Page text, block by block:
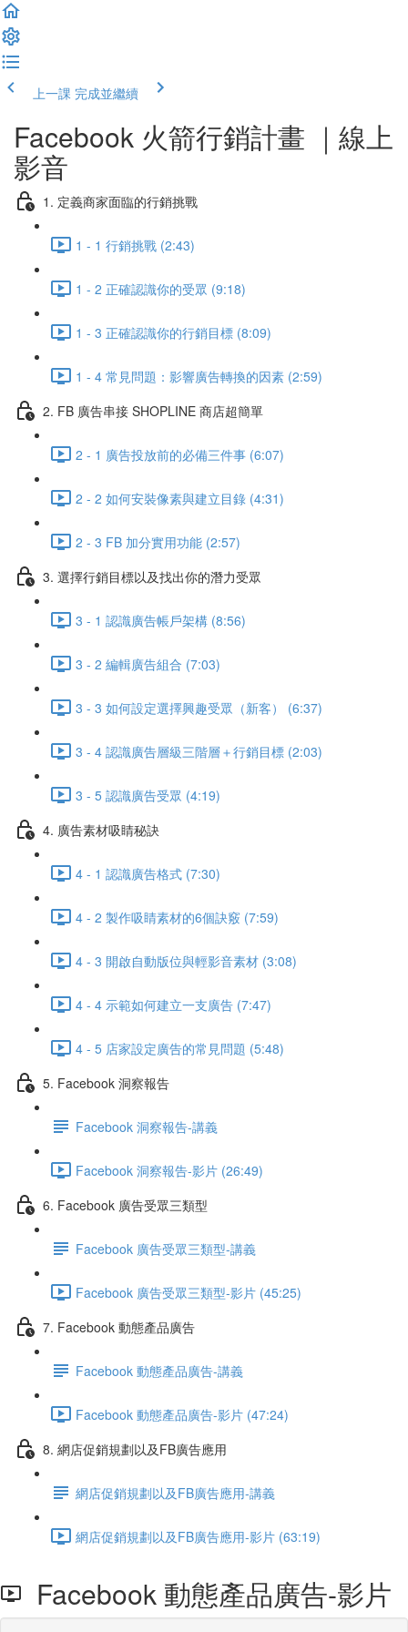
上一課 完成並繼續
Facebook 火箭行銷計畫 ｜線上
影音
1. 定義商家面臨的行銷挑戰
1 - 1 行銷挑戰 (2:43)
1 - 2 正確認識你的受眾 (9:18)
1 - 3 正確認識你的行銷目標 (8:09)
1 - 4 常見問題：影響廣告轉換的因素 (2:59)
2. FB 廣告串接 SHOPLINE 商店超簡單
2 - 1 廣告投放前的必備三件事 (6:07)
2 - 2 如何安裝像素與建立目錄 (4:31)
2 - 3 FB 加分實用功能 (2:57)
3. 選擇行銷目標以及找出你的潛力受眾
3 - 1 認識廣告帳戶架構 (8:56)
3 - 2 編輯廣告組合 (7:03)
3 - 3 如何設定選擇興趣受眾（新客） (6:37)
3 - 4 認識廣告層級三階層＋行銷目標 (2:03)
3 - 5 認識廣告受眾 (4:19)
4. 廣告素材吸睛秘訣
4 - 1 認識廣告格式 (7:30)
4 - 2 製作吸睛素材的6個訣竅 (7:59)
4 - 3 開啟自動版位與輕影音素材 (3:08)
4 - 4 示範如何建立一支廣告 (7:47)
4 - 5 店家設定廣告的常見問題 (5:48)
5. Facebook 洞察報告
Facebook 洞察報告-講義
Facebook 洞察報告-影片 (26:49)
6. Facebook 廣告受眾三類型
Facebook 廣告受眾三類型-講義
Facebook 廣告受眾三類型-影片 (45:25)
7. Facebook 動態產品廣告
Facebook 動態產品廣告-講義
Facebook 動態產品廣告-影片 (47:24)
8. 網店促銷規劃以及FB廣告應用
網店促銷規劃以及FB廣告應用-講義
網店促銷規劃以及FB廣告應用-影片 (63:19)
Facebook 動態產品廣告-影片